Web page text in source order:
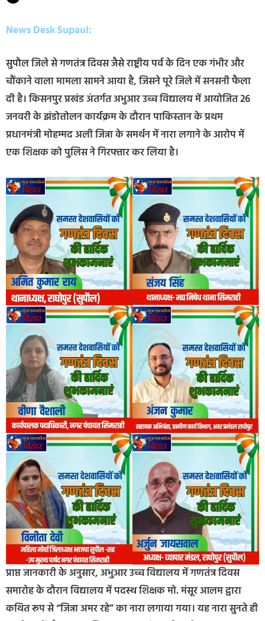
News Desk Supaul:
सुपौल जिले से गणतंत्र दिवस जैसे राष्ट्रीय पर्व के दिन एक गंभीर और
चौंकाने वाला मामला सामने आया है, जिसने पूरे जिले में सनसनी फैला
दी है। किसनपुर प्रखंड अंतर्गत अभुआर उच्च विद्यालय में आयोजित 26
जनवरी के झंडोत्तोलन कार्यक्रम के दौरान पाकिस्तान के प्रथम
प्रधानमंत्री मोहम्मद अली जिन्ना के समर्थन में नारा लगाने के आरोप में
एक शिक्षक को पुलिस ने गिरफ्तार कर लिया है।
प्राप्त जानकारी के अनुसार, अभुआर उच्च विद्यालय में गणतंत्र दिवस
समारोह के दौरान विद्यालय में पदस्थ शिक्षक मो. मंसूर आलम द्वारा
कथित रूप से “जिन्ना अमर रहे” का नारा लगाया गया। यह नारा सुनते ही